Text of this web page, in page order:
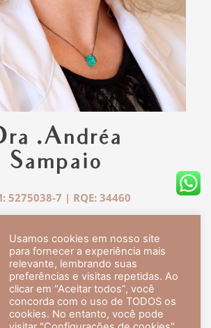
.Andréa
Sampaio
5275038-7 | RQE: 34460
em Medicina pela UFRJ.
em Dermatologia pela UFRJ, tendo
a especialização em 2007.
Brasileira de Dermatologia,
título de especialista.
Usamos cookies em nosso site
para fornecer a experiência mais
relevante, lembrando suas
preferências e visitas repetidas. Ao
clicar em “Aceitar todos”, você
concorda com o uso de TODOS os
cookies. No entanto, você pode